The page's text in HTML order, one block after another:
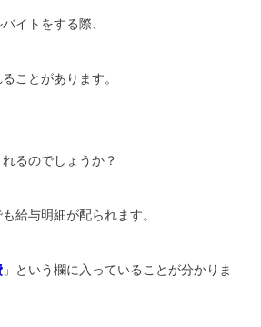
イトをする際、
ことがあります。
るのでしょうか？
給与明細が配られます。
」という欄に入っていることが分かりま